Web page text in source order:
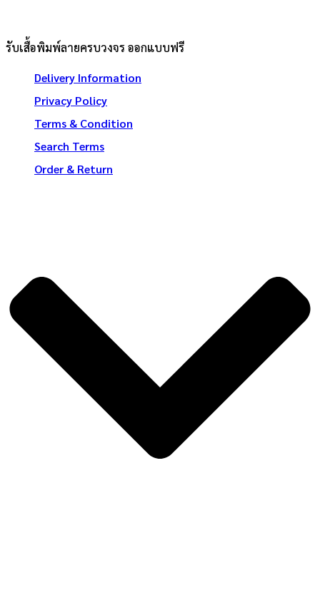
รับเสื้อพิมพ์ลายครบวงจร ออกแบบฟรี
Delivery Information
Privacy Policy
Terms & Condition
Search Terms
Order & Return